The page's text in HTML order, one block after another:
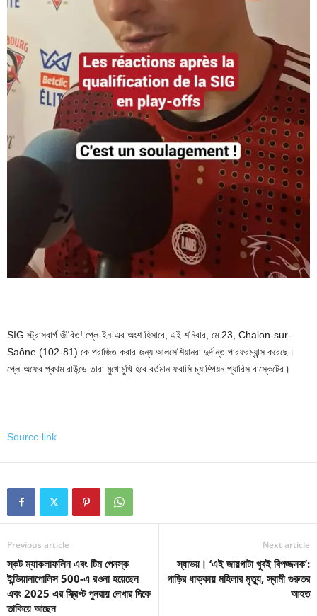
SIG স্ট্রাসবার্গ জীবিত! প্লে-ইন-এর অংশ হিসাবে, এই শনিবার, মে 23, Chalon-sur-
Saône (102-81) কে পরাজিত করার জন্য আলসেশিয়ানরা দুর্দান্ত পারফরম্যান্স করেছে।
প্লে-অফের প্রথম রাউন্ডে তারা মুখোমুখি হবে বর্তমান ফরাসি চ্যাম্পিয়ন প্যারিস বাস্কেটের।
Source link
Previous article
স্কট ম্যাকলাফলিন এবং টিম পেনস্ক
ইন্ডিয়ানাপোলিস 500-এ রওনা হয়েছেন
এবং 2025 এর স্ক্রিপ্ট পুনরায় লেখার দিকে
তাকিয়ে আছেন
Next article
স্যাভয়। ‘এই জায়গাটা খুবই বিপজ্জনক’:
গাড়ির ধাক্কায় মহিলার মৃত্যু, স্বামী গুরুতর
আহত